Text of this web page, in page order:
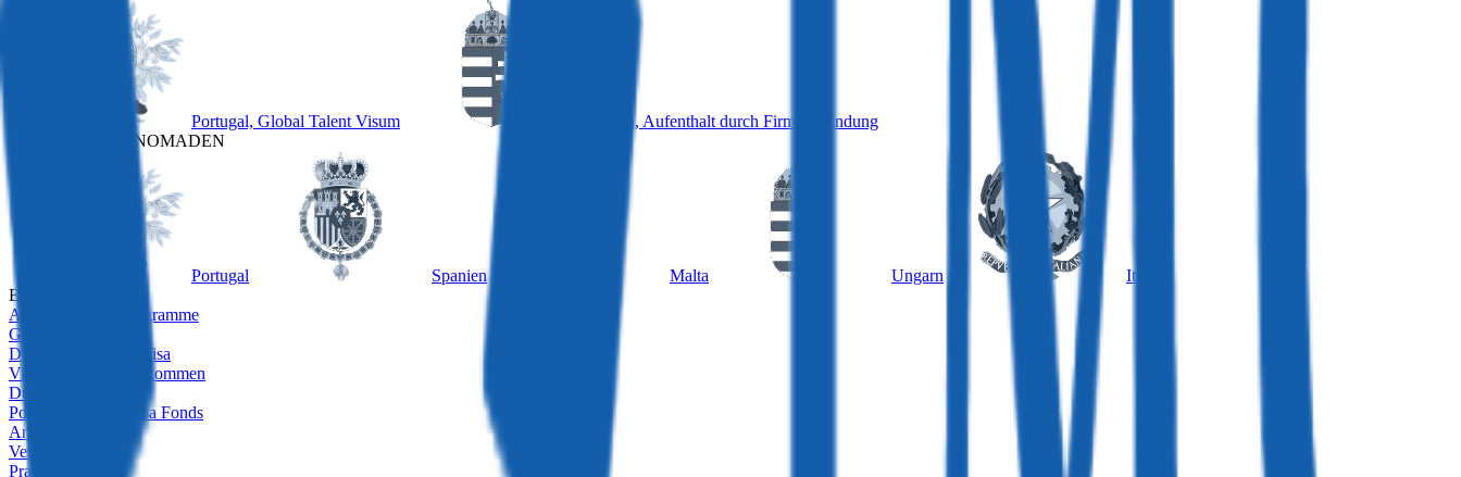
Portugal, Global Talent Visum
Ungarn, Aufenthalt durch Firmengründung
FÜR DIGITALE NOMADEN
Portugal Spanien Malta Ungarn
Italien
EMPFOHLEN
Alle Aufenthaltsprogramme
Golden Visas Guide
Digitale Nomaden-Visa
Visa für passive Einkommen
Due Diligence
Portugal Golden Visa Fonds
Anlageimmobilien
Vergleich
Praxisbeispiele